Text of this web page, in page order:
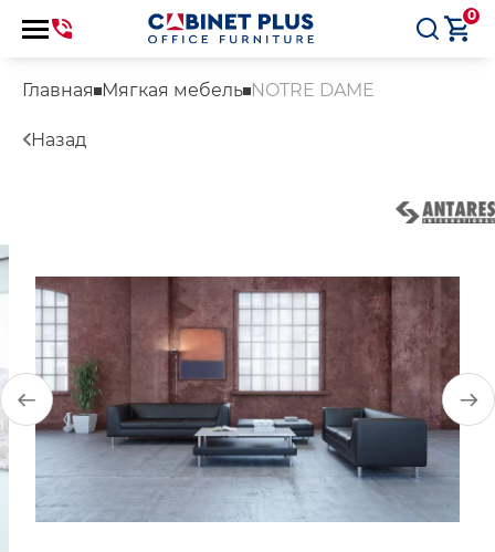
0
Главная Мягкая мебель NOTRE DAME
Назад